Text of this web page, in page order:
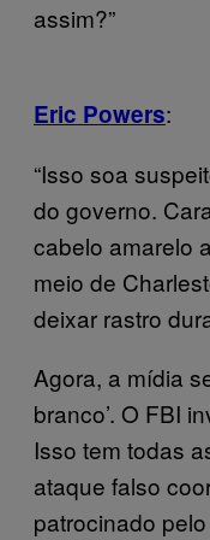
assim?”
Eric Powers:
“Isso soa
do governo.
cabelo amarelo
meio de
deixar rastro
Agora, a mídia
branco’. O FBI
Isso tem todas
ataque falso
patrocinado